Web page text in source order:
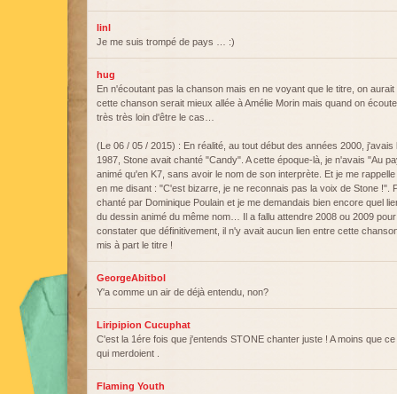
linl
Je me suis trompé de pays … :)
hug
En n'écoutant pas la chanson mais en ne voyant que le titre, on aurait
cette chanson serait mieux allée à Amélie Morin mais quand on
très très loin d'être le cas…
(Le 06 / 05 / 2015) : En réalité, au tout début des années 2000,
1987, Stone avait chanté "Candy". A cette époque-là, je n'avais "Au
animé qu'en K7, sans avoir le nom de son interprète. Et je me
en me disant : "C'est bizarre, je ne reconnais pas la voix de Stone !".
chanté par Dominique Poulain et je me demandais bien encore quel
du dessin animé du même nom… Il a fallu attendre 2008 ou 2009
constater que définitivement, il n'y avait aucun lien entre cette
mis à part le titre !
GeorgeAbitbol
Y'a comme un air de déjà entendu, non?
Liripipion Cucuphat
C'est la 1ére fois que j'entends STONE chanter juste ! A moins que
qui merdoient .
Flaming Youth